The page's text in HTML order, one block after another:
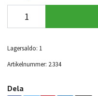
Lagersaldo: 1
Artikelnummer: 2.334
Dela